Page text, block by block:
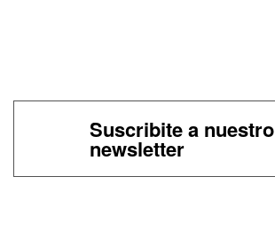
Suscribite a nuestro
newsletter